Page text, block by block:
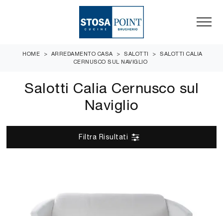
HOME > ARREDAMENTO CASA > SALOTTI >
SALOTTI CALIA
CERNUSCO SUL NAVIGLIO
Salotti Calia Cernusco sul
Naviglio
Filtra Risultati